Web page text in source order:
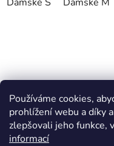
Používáme cookies,
prohlížení webu a díky
zlepšovali jeho funkce,
informací